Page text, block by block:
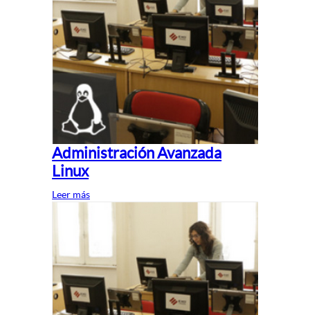
Administración Avanzada
Linux
Leer más